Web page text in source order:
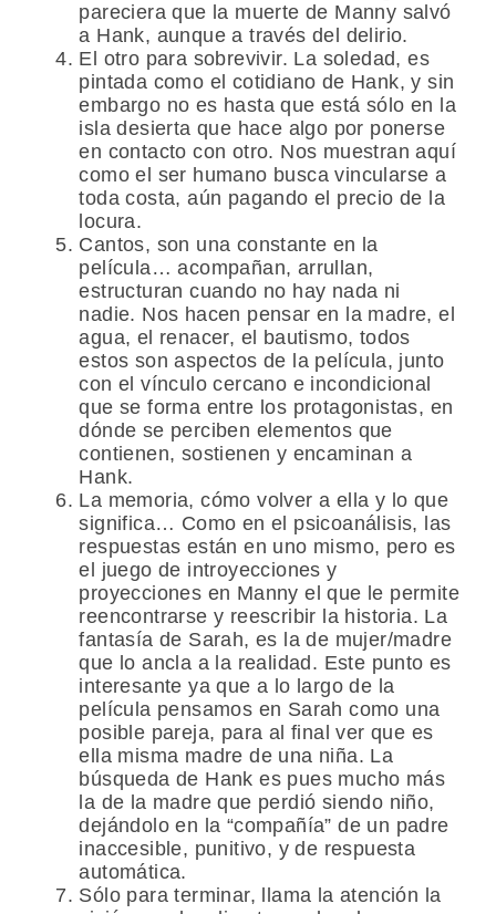
pareciera que la muerte de Manny salvó
a Hank, aunque a través del delirio.
El otro para sobrevivir. La soledad, es
pintada como el cotidiano de Hank, y sin
embargo no es hasta que está sólo en la
isla desierta que hace algo por ponerse
en contacto con otro. Nos muestran aquí
como el ser humano busca vincularse a
toda costa, aún pagando el precio de la
locura.
Cantos, son una constante en la
película… acompañan, arrullan,
estructuran cuando no hay nada ni
nadie. Nos hacen pensar en la madre, el
agua, el renacer, el bautismo, todos
estos son aspectos de la película, junto
con el vínculo cercano e incondicional
que se forma entre los protagonistas, en
dónde se perciben elementos que
contienen, sostienen y encaminan a
Hank.
La memoria, cómo volver a ella y lo que
significa… Como en el psicoanálisis, las
respuestas están en uno mismo, pero es
el juego de introyecciones y
proyecciones en Manny el que le permite
reencontrarse y reescribir la historia. La
fantasía de Sarah, es la de mujer/madre
que lo ancla a la realidad. Este punto es
interesante ya que a lo largo de la
película pensamos en Sarah como una
posible pareja, para al final ver que es
ella misma madre de una niña. La
búsqueda de Hank es pues mucho más
la de la madre que perdió siendo niño,
dejándolo en la “compañía” de un padre
inaccesible, punitivo, y de respuesta
automática.
Sólo para terminar, llama la atención la